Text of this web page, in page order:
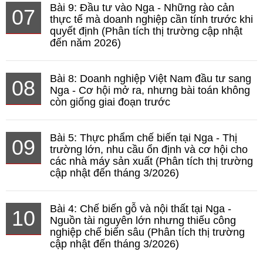
07
Bài 9: Đầu tư vào Nga - Những rào cản
thực tế mà doanh nghiệp cần tính trước khi
quyết định (Phân tích thị trường cập nhật
đến năm 2026)
08
Bài 8: Doanh nghiệp Việt Nam đầu tư sang
Nga - Cơ hội mở ra, nhưng bài toán không
còn giống giai đoạn trước
09
Bài 5: Thực phẩm chế biến tại Nga - Thị
trường lớn, nhu cầu ổn định và cơ hội cho
các nhà máy sản xuất (Phân tích thị trường
cập nhật đến tháng 3/2026)
10
Bài 4: Chế biến gỗ và nội thất tại Nga -
Nguồn tài nguyên lớn nhưng thiếu công
nghiệp chế biến sâu (Phân tích thị trường
cập nhật đến tháng 3/2026)